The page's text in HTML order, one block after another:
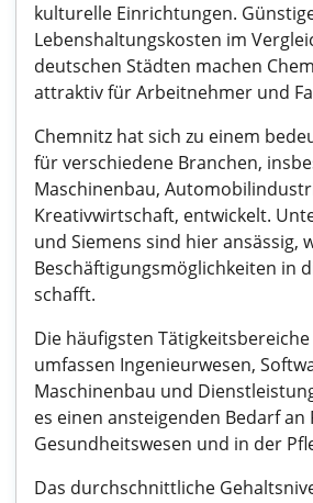
kulturelle Einrichtungen.
Lebenshaltungskosten im
deutschen Städten machen
attraktiv für Arbeitnehmer und
Chemnitz hat sich zu einem
für verschiedene Branchen,
Maschinenbau,
Kreativwirtschaft, entwickelt.
und Siemens sind hier ansässig,
Beschäftigungsmöglichkeiten in
schafft.
Die häufigsten
umfassen Ingenieurwesen,
Maschinenbau und
es einen ansteigenden Bedarf an
Gesundheitswesen und in der
Das durchschnittliche